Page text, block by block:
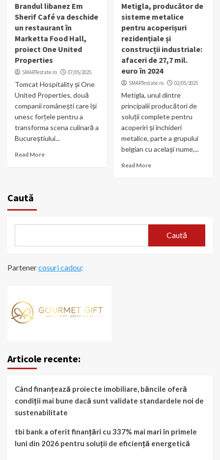
Brandul libanez Em
Sherif Café va deschide
un restaurant în
Marketta Food Hall,
proiect One United
Properties
SMARTestate.ro 07/05/2025
Tomcat Hospitality și One
United Properties, două
companii românești care își
unesc forțele pentru a
transforma scena culinară a
Bucureștiului...
Read More
Metigla, producător de
sisteme metalice
pentru acoperișuri
rezidențiale și
construcții industriale:
afaceri de 27,7 mil.
euro în 2024
SMARTestate.ro 02/05/2025
Metigla, unul dintre
principalii producători de
soluții complete pentru
acoperiri şi închideri
metalice, parte a grupului
belgian cu același nume,...
Read More
Caută
Caută
Partenercosuri cadou:
Articole recente:
Când finanțează proiecte imobiliare, băncile oferă
condiții mai bune dacă sunt validate standardele noi de
sustenabilitate
tbi bank a oferit finanțări cu 337% mai mari în primele
luni din 2026 pentru soluții de eficiență energetică